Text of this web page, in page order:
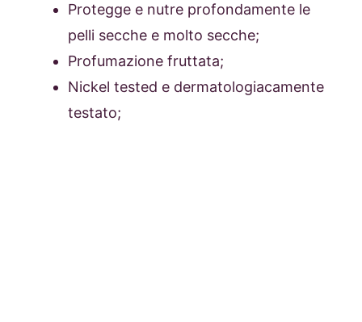
Protegge e nutre profondamente le
pelli secche e molto secche;
Profumazione fruttata;
Nickel tested e dermatologiacamente
testato;